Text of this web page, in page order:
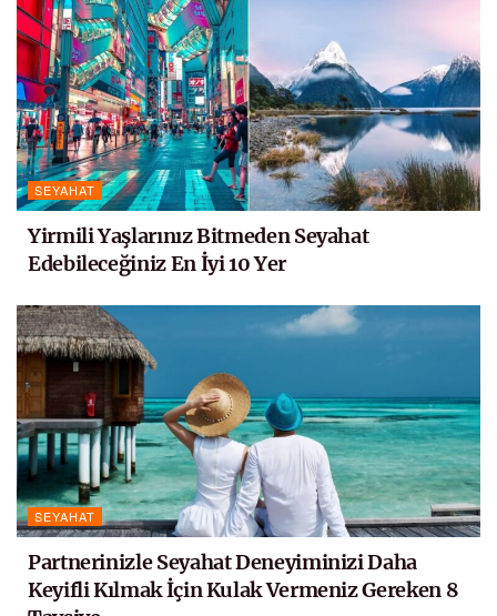
SEYAHAT
Yirmili Yaşlarınız Bitmeden Seyahat
Edebileceğiniz En İyi 10 Yer
SEYAHAT
Partnerinizle Seyahat Deneyiminizi Daha
Keyifli Kılmak İçin Kulak Vermeniz Gereken 8